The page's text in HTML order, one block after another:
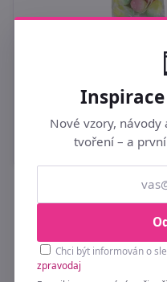
Buďte první u
Přihlaste se k odběru
kolekce a exkluzivní
Nové vzory,
tvoření – a
Chci být informován o
zpravodaj